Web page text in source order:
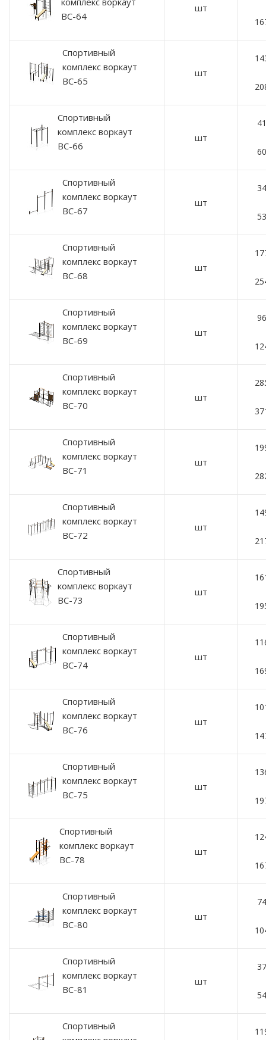
ВС-64
шт
Спортивный
комплекс воркаут
ВС-65
шт
Спортивный
комплекс воркаут
ВС-66
шт
Спортивный
комплекс воркаут
ВС-67
шт
Спортивный
комплекс воркаут
ВС-68
шт
Спортивный
комплекс воркаут
ВС-69
шт
Спортивный
комплекс воркаут
ВС-70
шт
Спортивный
комплекс воркаут
ВС-71
шт
Спортивный
комплекс воркаут
ВС-72
шт
Спортивный
комплекс воркаут
ВС-73
шт
Спортивный
комплекс воркаут
ВС-74
шт
Спортивный
комплекс воркаут
ВС-76
шт
Спортивный
комплекс воркаут
ВС-75
шт
Спортивный
комплекс воркаут
ВС-78
шт
Спортивный
комплекс воркаут
ВС-80
шт
Спортивный
комплекс воркаут
ВС-81
шт
Спортивный